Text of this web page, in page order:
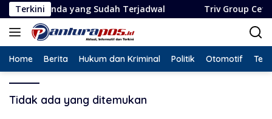
Langsung
ke
konten
Terkini
yang Sudah Terjadwal Triv Group Cetak Rekor
Home Berita Hukum dan Kriminal Politik Otomotif
Tidak ada yang ditemukan